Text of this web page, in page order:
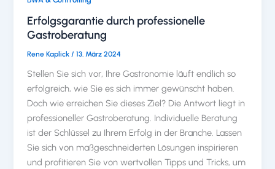
Erfolgsgarantie durch professionelle
Gastroberatung
Rene Kaplick /13. März 2024
Stellen Sie sich vor, Ihre Gastronomie läuft endlich so
erfolgreich, wie Sie es sich immer gewünscht haben.
Doch wie erreichen Sie dieses Ziel? Die Antwort liegt in
professioneller Gastroberatung. Individuelle Beratung
ist der Schlüssel zu Ihrem Erfolg in der Branche. Lassen
Sie sich von maßgeschneiderten Lösungen inspirieren
und profitieren Sie von wertvollen Tipps und Tricks, um